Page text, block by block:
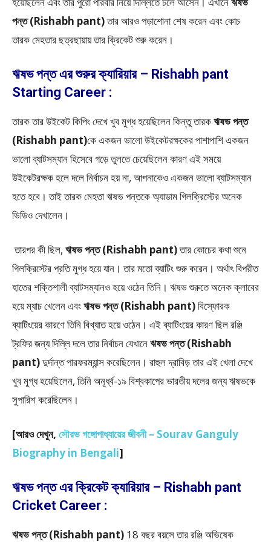
পন্ত (Rishabh pant)তার আরও পড়াশোনা শেষ করেন এবং কোচ
তারক মেহতার ছত্রছায়ায় তার ক্রিকেট শুরু করেন।
ঋষভ পন্ত এর শুরুর ক্যারিয়ার – Rishabh pant
Starting Career :
তারক তার উইকেট কিপিং দেখে খুব মুগ্ধ হয়েছিলেন কিন্তু তারকঋষভ পন্ত
(Rishabh pant)কে একজন ভালো উইকেটরক্ষকের পাশাপাশি একজন
ভালো ব্যাটসম্যান হিসেবে গড়ে তুলতে চেয়েছিলেন কারণ এই সময়ে
উইকেটরক্ষক হলে দলে নির্বাচন হয় না, আপনাকেও একজন ভালো ব্যাটসম্যান
হতে হবে। তাই তারক মেহতা ঋষভ পন্তকে অ্যাডাম গিলক্রিস্টের অনেক
ভিডিও দেখালেন।
তারপর কী ছিল, ঋষভ পন্ত (Rishabh pant)তার কোচের কথা শুনে
গিলক্রিস্টের প্রতি মুগ্ধ হয়ে যান। তার মতো ব্যাটিং শুরু করেন। অর্থাৎ বিপরীত
হাতের শক্তিশালী ব্যাটসম্যানও হয়ে ওঠেন তিনি। ঋষভ শুরুতে অনেক ক্লাবের
হয়ে ম্যাচ খেলেন এবংঋষভ পন্ত (Rishabh pant)বিস্ফোরক
ব্যাটিংয়ের কারণে তিনি বিখ্যাত হয়ে ওঠেন। এই ব্যাটিংয়ের কারণ ছিল রঞ্জি
ট্রফির জন্য দিল্লি দলে তার নির্বাচন যেখানেঋষভ পন্ত (Rishabh
pant)দুর্দান্ত পারফরম্যান্স করেছিলেন। রাহুল দ্রাবিড় তার এই খেলা দেখে
খুব মুগ্ধ হয়েছিলেন, তিনি অনূর্ধ্ব-১৯ বিশ্বকাপের ভারতীয় দলের জন্য ঋষভকে
সুপারিশ করেছিলেন।
[আরও দেখুন, সৌরভ গঙ্গোপাধ্যায়ের জীবনী – Sourav Ganguly
Biography in Bengali]
ঋষভ পন্ত এর ক্রিকেট ক্যারিয়ার – Rishabh pant
Cricket Career :
ঋষভ পন্ত (Rishabh pant) 18 বছর বয়সে তার রঞ্জি অভিষেক